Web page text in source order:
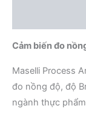
Cảm biến đo
Maselli Process
đo nồng độ, độ
ngành thực